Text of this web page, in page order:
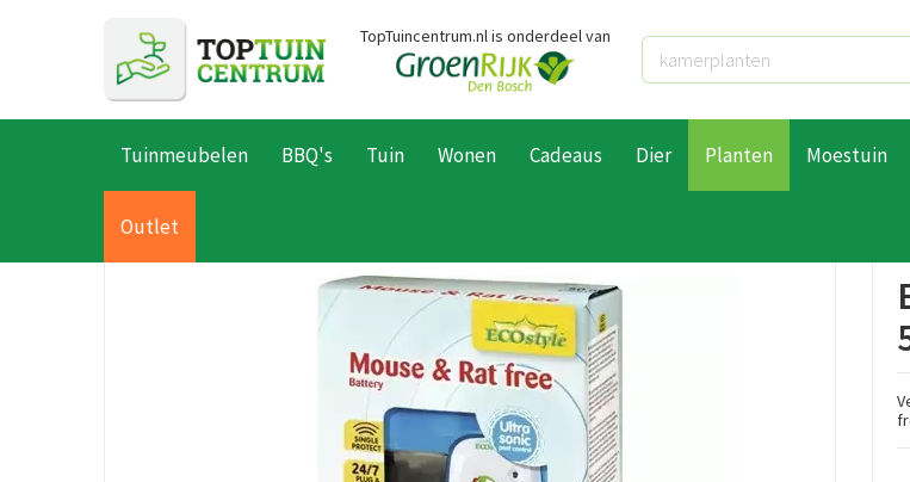
Home Producten
TopTuincentrum.nl is onderdeel van
Tuinmeubelen BBQ's Tuin Wonen Cadeaus Dier Planten Moestuin
Outlet